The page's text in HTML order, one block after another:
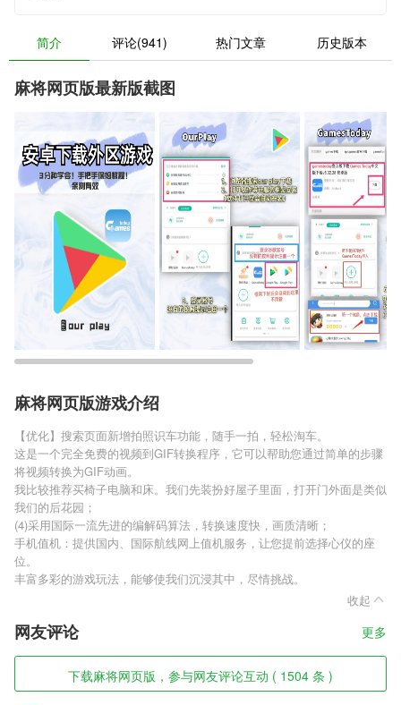
简介 评论(941) 热门文章 历史版本
麻将网页版最新版截图
麻将网页版游戏介绍
【优化】搜索页面新增拍照识车功能，随手一拍，轻松淘车。
这是一个完全免费的视频到GIF转换程序，它可以帮助您通过简单的步骤
将视频转换为GIF动画。
我比较推荐买椅子电脑和床。我们先装扮好屋子里面，打开门外面是类似
我们的后花园；
(4)采用国际一流先进的编解码算法，转换速度快，画质清晰；
手机值机：提供国内、国际航线网上值机服务，让您提前选择心仪的座
位。
丰富多彩的游戏玩法，能够使我们沉浸其中，尽情挑战。
收起
网友评论 更多
下载麻将网页版，参与网友评论互动 ( 1504 条 )